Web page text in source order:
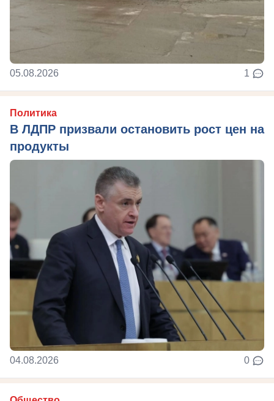
05.08.2026 1
Политика
В ЛДПР призвали остановить рост цен на
продукты
04.08.2026 0